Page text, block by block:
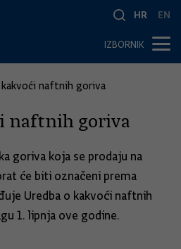
HR EN
IZBORNIK
kakvoći naftnih goriva
naftnih goriva
goriva koja se prodaju na
će biti označeni prema
Uredba o kakvoći naftnih
1. lipnja ove godine.